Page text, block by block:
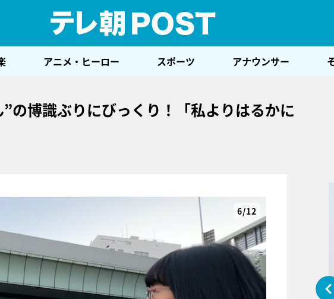
アニメ・ヒーロー スポーツ アナウンサー
の博識ぶりにびっくり！「私よりはるかに
6/12